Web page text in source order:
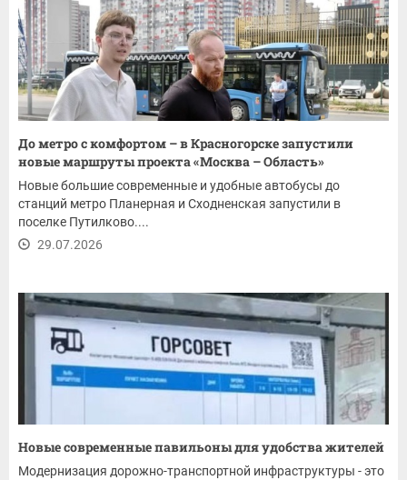
До метро с комфортом – в Красногорске запустили
новые маршруты проекта «Москва – Область»
Новые большие современные и удобные автобусы до
станций метро Планерная и Сходненская запустили в
поселке Путилково....
29.07.2026
Новые современные павильоны для удобства жителей
Модернизация дорожно-транспортной инфраструктуры - это